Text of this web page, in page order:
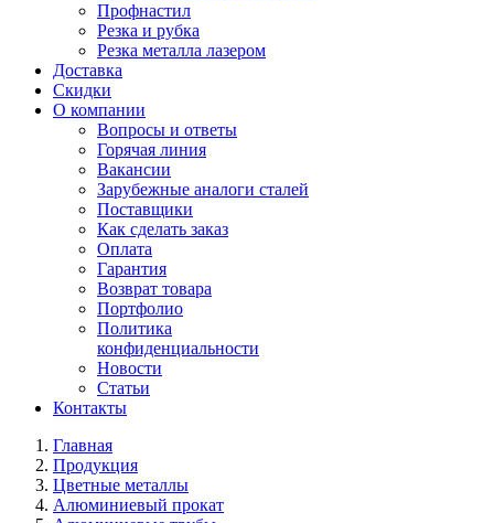
Профнастил
Резка и рубка
Резка металла лазером
Доставка
Скидки
О компании
Вопросы и ответы
Горячая линия
Вакансии
Зарубежные аналоги сталей
Поставщики
Как сделать заказ
Оплата
Гарантия
Возврат товара
Портфолио
Политика
конфиденциальности
Новости
Статьи
Контакты
Главная
Продукция
Цветные металлы
Алюминиевый прокат